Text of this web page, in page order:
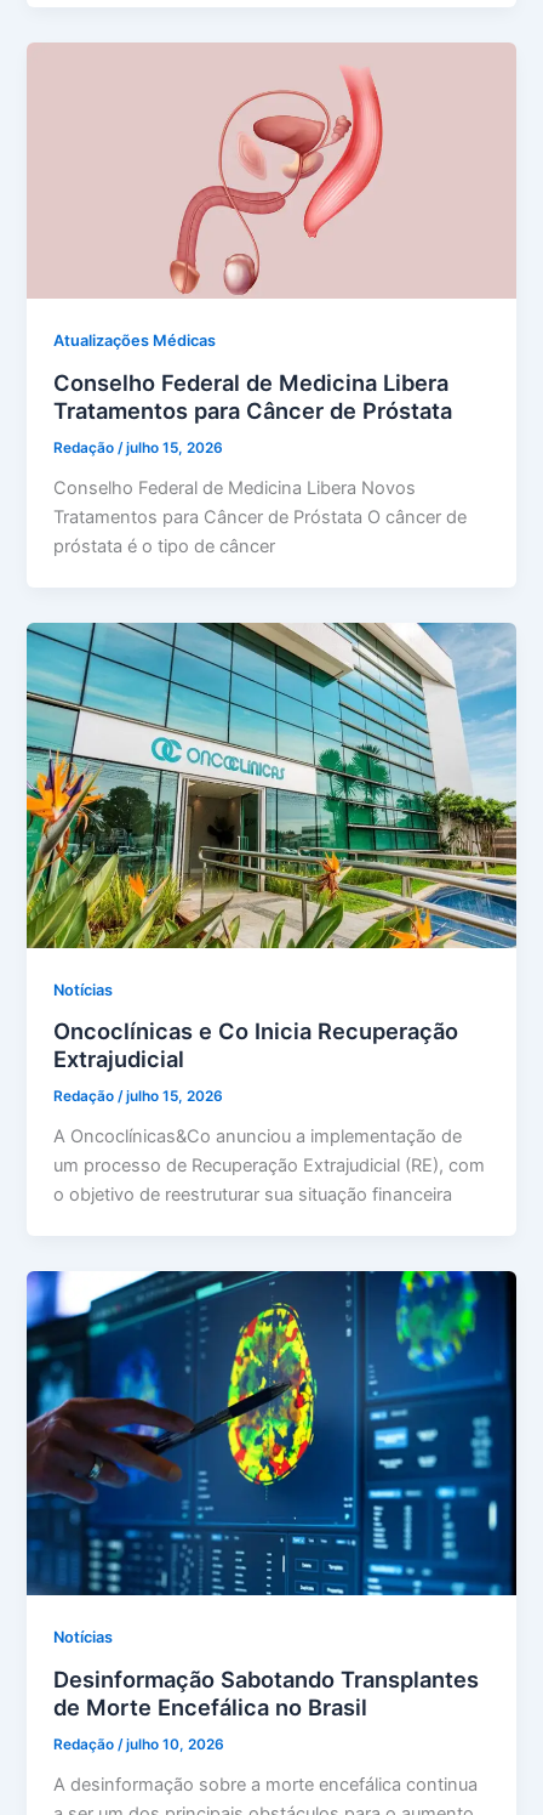
Atualizações Médicas
Conselho Federal de Medicina Libera
Tratamentos para Câncer de Próstata
Redação/julho 15, 2026
Conselho Federal de Medicina Libera Novos
Tratamentos para Câncer de Próstata O câncer de
próstata é o tipo de câncer
Notícias
Oncoclínicas e Co Inicia Recuperação
Extrajudicial
Redação/julho 15, 2026
A Oncoclínicas&Co anunciou a implementação de
um processo de Recuperação Extrajudicial (RE), com
o objetivo de reestruturar sua situação financeira
Notícias
Desinformação Sabotando Transplantes
de Morte Encefálica no Brasil
Redação/julho 10, 2026
A desinformação sobre a morte encefálica continua